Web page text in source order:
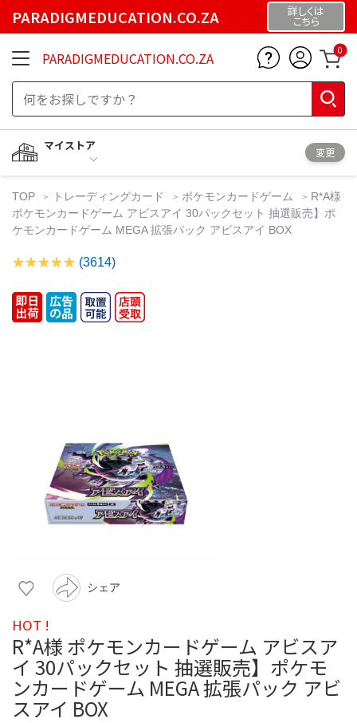
PARADIGMEDUCATION.CO.ZA 詳しくは
こちら
PARADIGMEDUCATION.CO.ZA 0
マイストア
変更
TOP トレーディングカード ポケモンカードゲーム
R*A様
ポケモンカードゲーム アビスアイ 30パックセット 抽選販売】ポ
ケモンカードゲーム MEGA 拡張パック アビスアイ BOX
(3614)
シェア
HOT !
R*A様 ポケモンカードゲーム アビスア
イ 30パックセット 抽選販売】ポケモ
ンカードゲーム MEGA 拡張パック アビ
スアイ BOX